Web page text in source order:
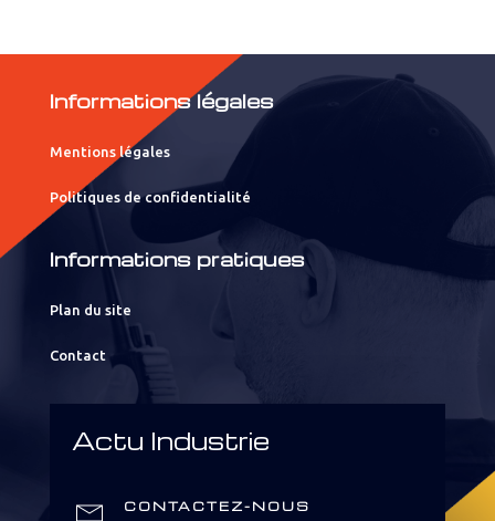
Informations légales
Mentions légales
Politiques de confidentialité
Informations pratiques
Plan du site
Contact
Actu Industrie
CONTACTEZ-NOUS